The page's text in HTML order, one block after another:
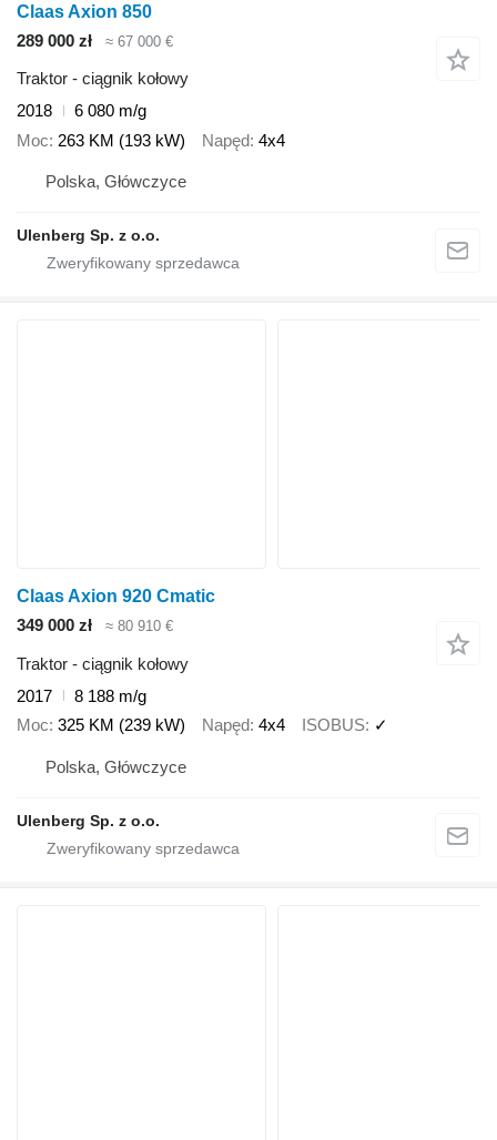
Claas Axion 850
289 000 zł
≈ 67 000 €
Traktor - ciągnik kołowy
2018
6 080 m/g
Moc 263 KM (193 kW) Napęd 4x4
Polska, Główczyce
Ulenberg Sp. z o.o.
Claas Axion 920 Cmatic
349 000 zł
≈ 80 910 €
Traktor - ciągnik kołowy
2017
8 188 m/g
Moc 325 KM (239 kW) Napęd 4x4 ISOBUS ✓
Polska, Główczyce
Ulenberg Sp. z o.o.